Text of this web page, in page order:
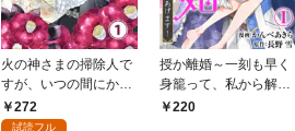
火の神さまの掃除人で
すが、いつの間にか花
嫁として溺愛されてい
ます【単話】（１）
272
試読フル
授か離婚～一刻も早く
身籠って、私から解放
してさしあげます！1
220